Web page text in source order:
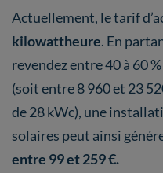
Actuellement, le tarif
kilowattheure. En
revendez entre 40 à 60
(soit entre 8 960 et 23
de 28 kWc), une
solaires peut ainsi
entre 99 et 259 €.